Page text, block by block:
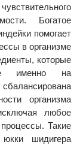
Богатое
помогает
в организме
которые
именно на
организма
любое
Такие
шидигера